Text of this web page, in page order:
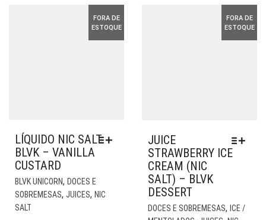
NA
PÁGINA
DO
DO
FORA DE
ESTOQUE
LÍQUIDO NIC SALT
BLVK – VANILLA
CUSTARD
BLVK UNICORN, DOCES E
SOBREMESAS, JUICES, NIC
SALT
PRODUTO
FORA DE
ESTOQUE
JUICE
STRAWBERRY ICE
CREAM (NIC
SALT) – BLVK
DESSERT
DOCES E SOBREMESAS, ICE /